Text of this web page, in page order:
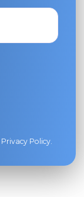
Privacy Policy.